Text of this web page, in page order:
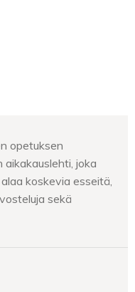
opetuksen
joka
koskevia esseitä,
sekä